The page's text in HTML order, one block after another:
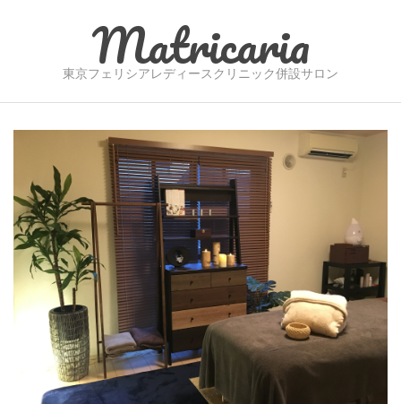
Matricaria
東京フェリシアレディースクリニック併設サロン
Navigation